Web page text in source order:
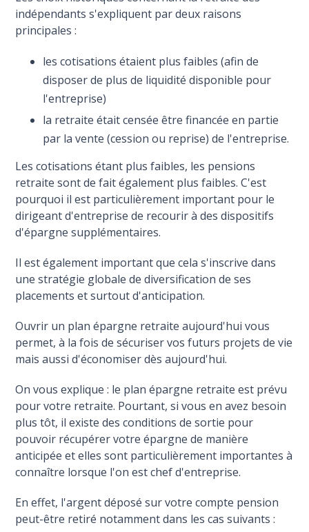
indépendants s'expliquent par deux raisons
principales :
les cotisations étaient plus faibles (afin de
disposer de plus de liquidité disponible pour
l'entreprise)
la retraite était censée être financée en partie
par la vente (cession ou reprise) de l'entreprise.
Les cotisations étant plus faibles, les pensions
retraite sont de fait également plus faibles. C'est
pourquoi il est particulièrement important pour le
dirigeant d'entreprise de recourir à des dispositifs
d'épargne supplémentaires.
Il est également important que cela s'inscrive dans
une stratégie globale de diversification de ses
placements et surtout d'anticipation.
Ouvrir un plan épargne retraite aujourd'hui vous
permet, à la fois de sécuriser vos futurs projets de vie
mais aussi d'économiser dès aujourd'hui.
On vous explique : le plan épargne retraite est prévu
pour votre retraite. Pourtant, si vous en avez besoin
plus tôt, il existe des conditions de sortie pour
pouvoir récupérer votre épargne de manière
anticipée et elles sont particulièrement importantes à
connaître lorsque l'on est chef d'entreprise.
En effet, l'argent déposé sur votre compte pension
peut-être retiré notamment dans les cas suivants :